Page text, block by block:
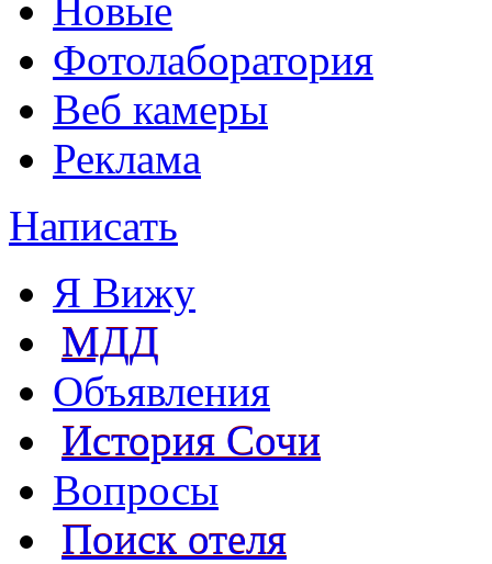
Новые
Фотолаборатория
Веб камеры
Реклама
Написать
Я Вижу
МДД
Объявления
История Сочи
Вопросы
Поиск отеля